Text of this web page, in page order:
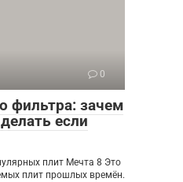
0
фильтра: зачем
если
плит Мечта 8 Это
плит прошлых времён.